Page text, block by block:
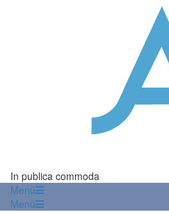
In publica commoda
Menü
Menü